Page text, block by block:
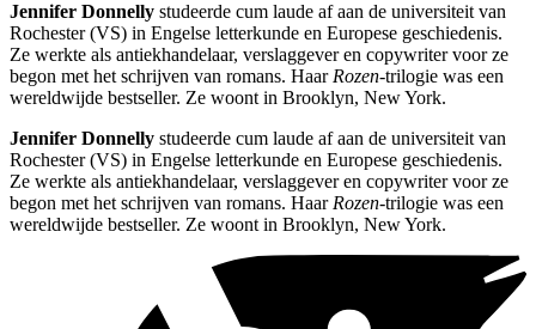
Jennifer Donnelly studeerde cum laude af aan de universiteit van
Rochester (VS) in Engelse letterkunde en Europese geschiedenis.
Ze werkte als antiekhandelaar, verslaggever en copywriter voor ze
begon met het schrijven van romans. HaarRozen-trilogie was een
wereldwijde bestseller. Ze woont in Brooklyn, New York.
Jennifer Donnelly studeerde cum laude af aan de universiteit van
Rochester (VS) in Engelse letterkunde en Europese geschiedenis.
Ze werkte als antiekhandelaar, verslaggever en copywriter voor ze
begon met het schrijven van romans. HaarRozen-trilogie was een
wereldwijde bestseller. Ze woont in Brooklyn, New York.